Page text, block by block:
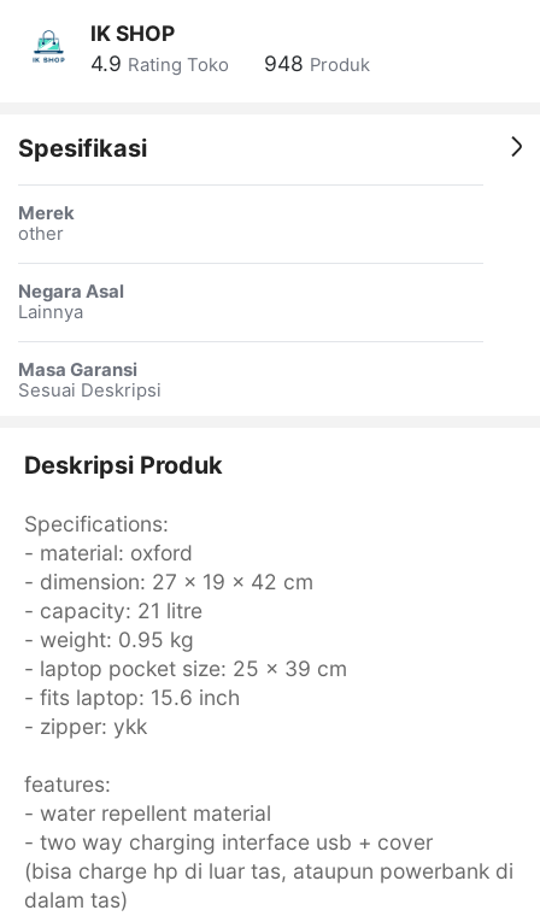
IK SHOP
4.9 Rating Toko 948 Produk
Spesifikasi
Merek
other
Negara Asal
Lainnya
Masa Garansi
Sesuai Deskripsi
Deskripsi Produk
Specifications:
- material: oxford
- dimension: 27 x 19 x 42 cm
- capacity: 21 litre
- weight: 0.95 kg
- laptop pocket size: 25 x 39 cm
- fits laptop: 15.6 inch
- zipper: ykk
features:
- water repellent material
- two way charging interface usb + cover
(bisa charge hp di luar tas, ataupun powerbank di
dalam tas)